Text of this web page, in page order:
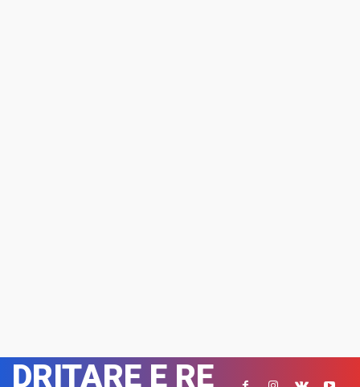
DRITARE E RE